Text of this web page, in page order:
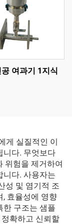
여과기 1지식
게 실질적인 이
니다. 무엇보다
위험을 제거하여
니다. 사용자는
성 및 염기적 조
, 효율성에 영향
한 구조는 샘플
확하고 신뢰할